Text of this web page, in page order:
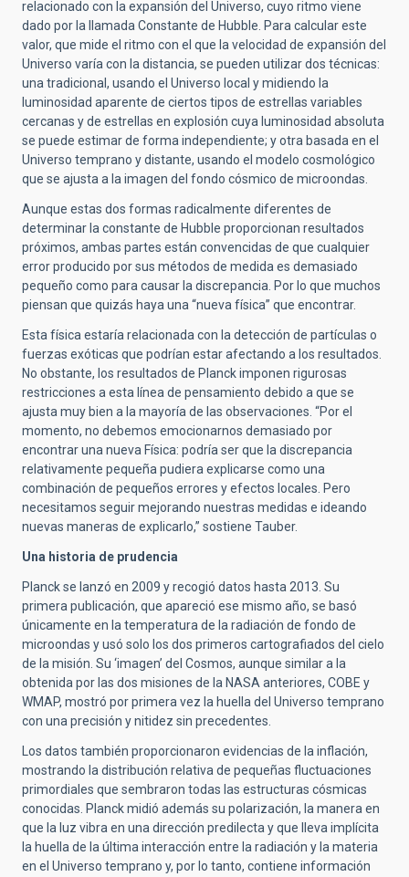
relacionado con la expansión del Universo, cuyo ritmo viene
dado por la llamada Constante de Hubble. Para calcular este
valor, que mide el ritmo con el que la velocidad de expansión del
Universo varía con la distancia, se pueden utilizar dos técnicas:
una tradicional, usando el Universo local y midiendo la
luminosidad aparente de ciertos tipos de estrellas variables
cercanas y de estrellas en explosión cuya luminosidad absoluta
se puede estimar de forma independiente; y otra basada en el
Universo temprano y distante, usando el modelo cosmológico
que se ajusta a la imagen del fondo cósmico de microondas.
Aunque estas dos formas radicalmente diferentes de
determinar la constante de Hubble proporcionan resultados
próximos, ambas partes están convencidas de que cualquier
error producido por sus métodos de medida es demasiado
pequeño como para causar la discrepancia. Por lo que muchos
piensan que quizás haya una “nueva física” que encontrar.
Esta física estaría relacionada con la detección de partículas o
fuerzas exóticas que podrían estar afectando a los resultados.
No obstante, los resultados de Planck imponen rigurosas
restricciones a esta línea de pensamiento debido a que se
ajusta muy bien a la mayoría de las observaciones. “Por el
momento, no debemos emocionarnos demasiado por
encontrar una nueva Física: podría ser que la discrepancia
relativamente pequeña pudiera explicarse como una
combinación de pequeños errores y efectos locales. Pero
necesitamos seguir mejorando nuestras medidas e ideando
nuevas maneras de explicarlo,” sostiene Tauber.
Una historia de prudencia
Planck se lanzó en 2009 y recogió datos hasta 2013. Su
primera publicación, que apareció ese mismo año, se basó
únicamente en la temperatura de la radiación de fondo de
microondas y usó solo los dos primeros cartografiados del cielo
de la misión. Su ‘imagen’ del Cosmos, aunque similar a la
obtenida por las dos misiones de la NASA anteriores, COBE y
WMAP, mostró por primera vez la huella del Universo temprano
con una precisión y nitidez sin precedentes.
Los datos también proporcionaron evidencias de la inflación,
mostrando la distribución relativa de pequeñas fluctuaciones
primordiales que sembraron todas las estructuras cósmicas
conocidas. Planck midió además su polarización, la manera en
que la luz vibra en una dirección predilecta y que lleva implícita
la huella de la última interacción entre la radiación y la materia
en el Universo temprano y, por lo tanto, contiene información